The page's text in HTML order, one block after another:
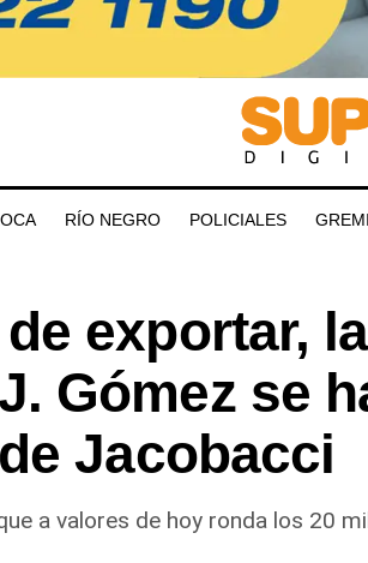
RÍO NEGRO POLICIALES
exportar, la
Gómez se
Jacobacci
a valores de hoy ronda los 20